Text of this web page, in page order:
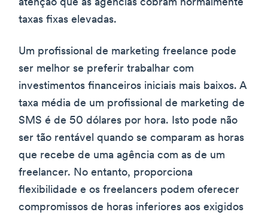
atenção que as agências cobram normalmente
taxas fixas elevadas.
Um profissional de marketing freelance pode
ser melhor se preferir trabalhar com
investimentos financeiros iniciais mais baixos. A
taxa média de um profissional de marketing de
SMS é de 50 dólares por hora. Isto pode não
ser tão rentável quando se comparam as horas
que recebe de uma agência com as de um
freelancer. No entanto, proporciona
flexibilidade e os freelancers podem oferecer
compromissos de horas inferiores aos exigidos